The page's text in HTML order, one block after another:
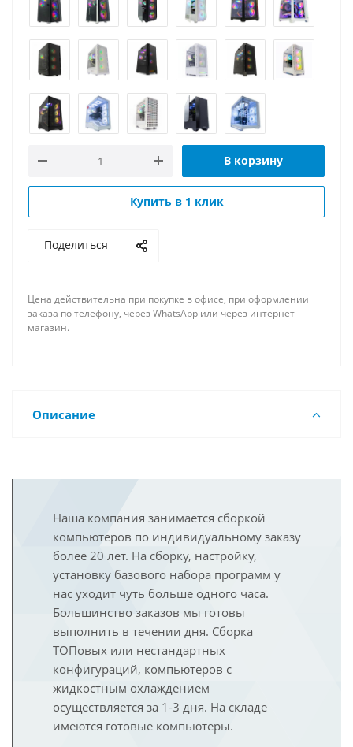
В корзину
Купить в 1 клик
Поделиться
Цена действительна при покупке в офисе, при оформлении
заказа по телефону, через WhatsApp или через интернет-
магазин.
Описание
Наша компания занимается сборкой
компьютеров по индивидуальному заказу
более 20 лет. На сборку, настройку,
установку базового набора программ у
нас уходит чуть больше одного часа.
Большинство заказов мы готовы
выполнить в течении дня. Сборка
ТОПовых или нестандартных
конфигураций, компьютеров с
жидкостным охлаждением
осуществляется за 1-3 дня. На складе
имеются готовые компьютеры.